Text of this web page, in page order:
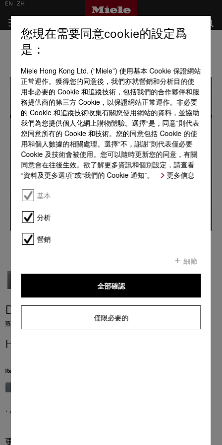
DGM 7840
蒸爐連微波爐 通過聯網、菜單烹調和 M Touch 實現健康烹調和快速加熱。
HK$ 75,000.00
Item Color:
* 香港零售價
更多產品資訊
EN ZH
您現在需要同意cookie的設定爲
是：
Miele Hong Kong Ltd. (“Miele”) 使用基本 Cookie 保證網站
正常運作。獲得您的同意後，我們亦就營銷和分析目的使
用非必要的 Cookie 和追蹤技術，包括我們的合作夥伴和服
務提供商的第三方 Cookie，以保證網站正常運作。非必要
的 Cookie 和追蹤技術收集有關您使用網站的資料，並協助
我們為您提供個人化網上購物體驗。選擇“是，同意”則代表
您同意所有的 Cookie 和技術。您的同意包括 Cookie 的使
用和個人數據的相關處理。選擇“不，謝謝”則代表僅必要
Cookie 及技術會被使用。您可以隨時更新您的同意，有關
同意會在往後生效。欲了解更多資訊和個別設定，請查看
“資料及更多選項”或“我們的 Cookie 通知”。
更多信息
基本
分析
營銷
細節
僅限必要的
全部確認